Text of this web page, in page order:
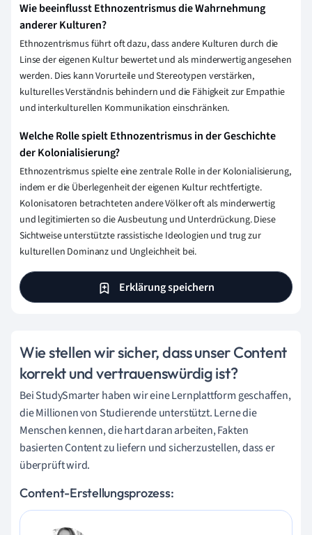
Wie beeinflusst Ethnozentrismus die Wahrnehmung
anderer Kulturen?
Ethnozentrismus führt oft dazu, dass andere Kulturen durch die
Linse der eigenen Kultur bewertet und als minderwertig angesehen
werden. Dies kann Vorurteile und Stereotypen verstärken,
kulturelles Verständnis behindern und die Fähigkeit zur Empathie
und interkulturellen Kommunikation einschränken.
Welche Rolle spielt Ethnozentrismus in der Geschichte
der Kolonialisierung?
Ethnozentrismus spielte eine zentrale Rolle in der Kolonialisierung,
indem er die Überlegenheit der eigenen Kultur rechtfertigte.
Kolonisatoren betrachteten andere Völker oft als minderwertig
und legitimierten so die Ausbeutung und Unterdrückung. Diese
Sichtweise unterstützte rassistische Ideologien und trug zur
kulturellen Dominanz und Ungleichheit bei.
Erklärung speichern
Wie stellen wir sicher, dass unser Content
korrekt und vertrauenswürdig ist?
Bei StudySmarter haben wir eine Lernplattform geschaffen,
die Millionen von Studierende unterstützt. Lerne die
Menschen kennen, die hart daran arbeiten, Fakten
basierten Content zu liefern und sicherzustellen, dass er
überprüft wird.
Content-Erstellungsprozess: